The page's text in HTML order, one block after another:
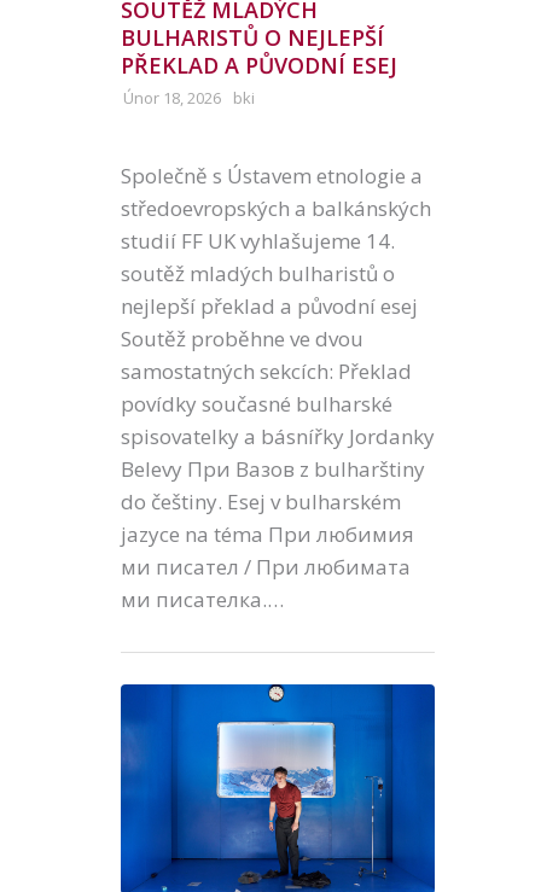
SOUTĚŽ MLADÝCH
BULHARISTŮ O NEJLEPŠÍ
PŘEKLAD A PŮVODNÍ ESEJ
Únor 18, 2026 bki
Společně s Ústavem etnologie a
středoevropských a balkánských
studií FF UK vyhlašujeme 14.
soutěž mladých bulharistů o
nejlepší překlad a původní esej
Soutěž proběhne ve dvou
samostatných sekcích: Překlad
povídky současné bulharské
spisovatelky a básnířky Jordanky
Belevy При Вазов z bulharštiny
do češtiny. Esej v bulharském
jazyce na téma При любимия
ми писател / При любимата
ми писателка.…